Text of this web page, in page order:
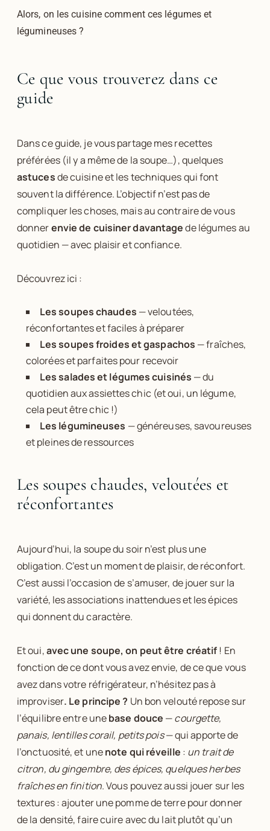
Alors, on les cuisine comment ces légumes et
légumineuses ?
Ce que vous trouverez dans ce
guide
Dans ce guide, je vous partage mes recettes
préférées (il y a même de la soupe…), quelques
astucesde cuisine et les techniques qui font
souvent la différence. L’objectif n’est pas de
compliquer les choses, mais au contraire de vous
donnerenvie de cuisiner davantagede légumes au
quotidien — avec plaisir et confiance.
Découvrez ici :
Les soupes chaudes — veloutées,
réconfortantes et faciles à préparer
Les soupes froides et gaspachos — fraîches,
colorées et parfaites pour recevoir
Les salades et légumes cuisinés — du
quotidien aux assiettes chic (et oui, un légume,
cela peut être chic !)
Les légumineuses — généreuses, savoureuses
et pleines de ressources
Les soupes chaudes, veloutées et
réconfortantes
Aujourd’hui, la soupe du soir n’est plus une
obligation. C’est un moment de plaisir, de réconfort.
C’est aussi l’occasion de s’amuser, de jouer sur la
variété, les associations inattendues et les épices
qui donnent du caractère.
Et oui,avec une soupe, on peut être créatif ! En
fonction de ce dont vous avez envie, de ce que vous
avez dans votre réfrigérateur, n’hésitez pas à
improviser. Le principe ? Un bon velouté repose sur
l’équilibre entre unebase douce —courgette,
panais, lentilles corail, petits pois— qui apporte de
l’onctuosité, et unenote qui réveille : un trait de
citron, du gingembre, des épices, quelques herbes
fraîches en finition. Vous pouvez aussi jouer sur les
textures : ajouter une pomme de terre pour donner
de la densité, faire cuire avec du lait plutôt qu’un